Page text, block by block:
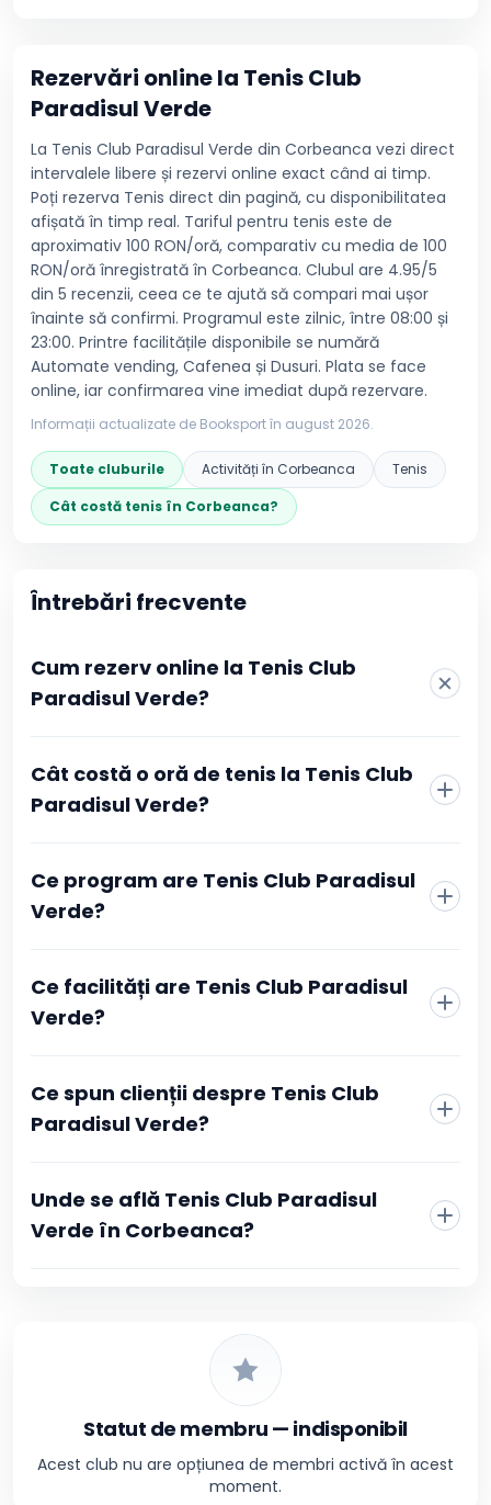
Rezervări online la Tenis Club
Paradisul Verde
La Tenis Club Paradisul Verde din Corbeanca vezi direct
intervalele libere și rezervi online exact când ai timp.
Poți rezerva Tenis direct din pagină, cu disponibilitatea
afișată în timp real. Tariful pentru tenis este de
aproximativ 100 RON/oră, comparativ cu media de 100
RON/oră înregistrată în Corbeanca. Clubul are 4.95/5
din 5 recenzii, ceea ce te ajută să compari mai ușor
înainte să confirmi. Programul este zilnic, între 08:00 și
23:00. Printre facilitățile disponibile se numără
Automate vending, Cafenea și Dusuri. Plata se face
online, iar confirmarea vine imediat după rezervare.
Informații actualizate de Booksport în august 2026.
Toate cluburile Activități în Corbeanca
Tenis
Cât costă tenis în Corbeanca?
Întrebări frecvente
Cum rezerv online la Tenis Club
Paradisul Verde?
din pagina clubului, fără telefon sau mesaje către
recepție. Alegi sportul, vezi programul actualizat în timp
tranzacția este aprobată primești imediat o confirmare
în contul tău Booksport și pe adresa de email, cu toate
detaliile rezervării.
Cât costă o oră de tenis la Tenis Club
Paradisul Verde?
Ce program are Tenis Club Paradisul
Verde?
Ce facilități are Tenis Club Paradisul
Verde?
Ce spun clienții despre Tenis Club
Paradisul Verde?
Unde se află Tenis Club Paradisul
Verde în Corbeanca?
Statut de membru — indisponibil
Acest club nu are opțiunea de membri activă în acest
moment.